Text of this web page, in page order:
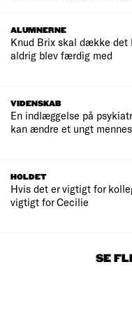
ALUMNERNE
Knud Brix skal dække det
aldrig blev færdig med
VIDENSKAB
En indlæggelse på
kan ændre et ungt
HOLDET
Hvis det er vigtigt for
vigtigt for Cecilie
SE